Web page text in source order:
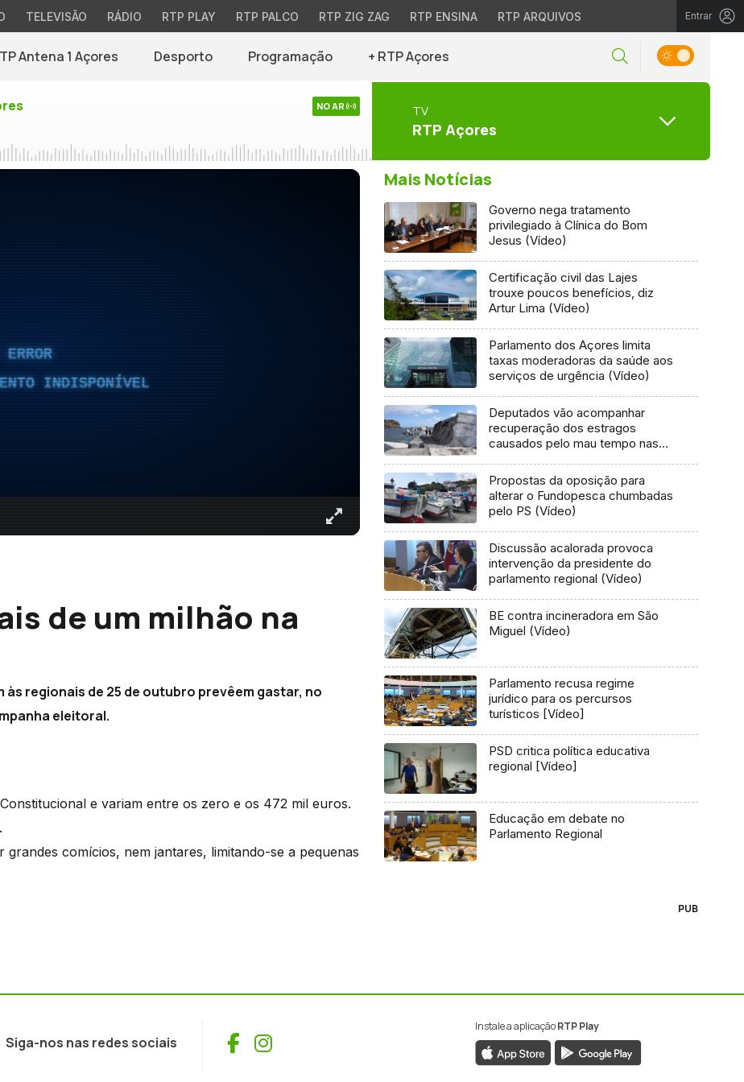
TELEVISÃO RÁDIO RTP PLAY RTP PALCO RTP ZIG ZAG RTP ENSINA RTP ARQUIVOS Entrar
Antena 1 Açores Desporto Programação + RTP Açores
NO AR TV
RTP Açores
INDISPONÍVEL
de um milhão na
regionais de 25 de outubro prevêem gastar, no
eleitoral.
e variam entre os zero e os 472 mil euros.
comícios, nem jantares, limitando-se a pequenas
Mais Notícias
Governo nega tratamento
privilegiado à Clínica do Bom
Jesus (Vídeo)
Certificação civil das Lajes
trouxe poucos benefícios, diz
Artur Lima (Vídeo)
Parlamento dos Açores limita
taxas moderadoras da saúde aos
serviços de urgência (Vídeo)
Deputados vão acompanhar
recuperação dos estragos
causados pelo mau tempo nas
Propostas da oposição para
alterar o Fundopesca chumbadas
pelo PS (Vídeo)
Discussão acalorada provoca
intervenção da presidente do
parlamento regional (Vídeo)
BE contra incineradora em São
Miguel (Vídeo)
Parlamento recusa regime
jurídico para os percursos
turísticos [Vídeo]
PSD critica política educativa
regional [Vídeo]
Educação em debate no
Parlamento Regional
PUB
Siga-nos nas redes sociais Facebook
Instagram
Instale a aplicaçãoRTP Play